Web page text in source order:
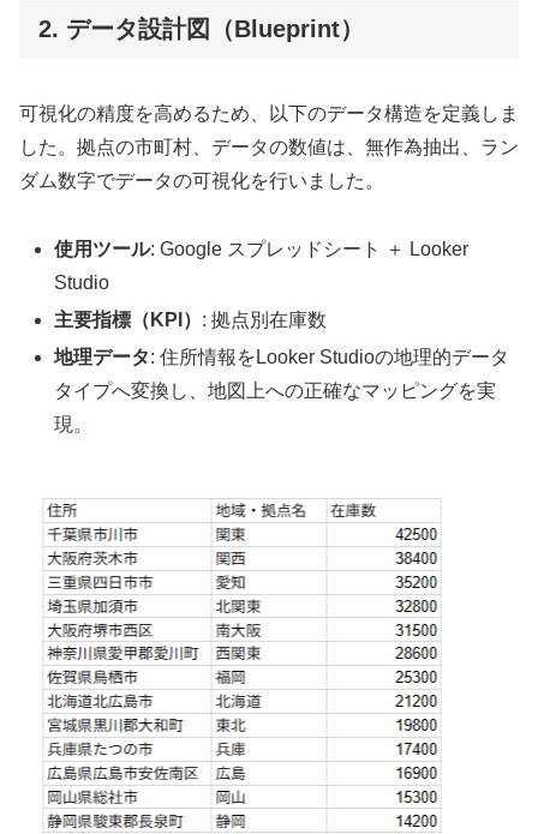
2. データ設計図（Blueprint）
可視化の精度を高めるため、以下のデータ構造を定義しま
した。拠点の市町村、データの数値は、無作為抽出、ラン
ダム数字でデータの可視化を行いました。
使用ツール: Google スプレッドシート ＋ Looker
Studio
主要指標（KPI） : 拠点別在庫数
地理データ: 住所情報をLooker Studioの地理的データ
タイプへ変換し、地図上への正確なマッピングを実
現。